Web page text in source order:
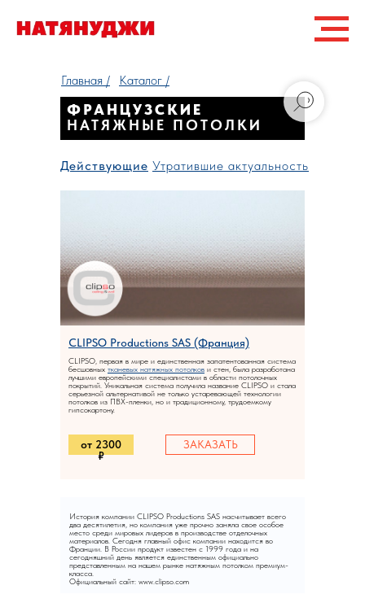
Главная / Каталог /
ФРАНЦУЗСКИЕ
НАТЯЖНЫЕ ПОТОЛКИ
Действующие Утратившие актуальность
от 2300
₽
CLIPSO Productions SAS (Франция)
ЗАКАЗАТЬ
CLIPSO, первая в мире и единственная запатентованная система
бесшовных тканевых натяжных потолков и стен, была разработана
лучшими европейскими специалистами в области потолочных
покрытий. Уникальная система получила название CLIPSO и стала
серьезной альтернативой не только устаревающей технологии
потолков из ПВХ-пленки, но и традиционному, трудоемкому
гипсокартону.
История компании CLIPSO Productions SAS насчитывает всего
два десятилетия, но компания уже прочно заняла свое особое
место среди мировых лидеров в производстве отделочных
материалов. Сегодня главный офис компании находится во
Франции. В России продукт известен с 1999 года и на
сегодняшний день является единственным официально
представленным на нашем рынке натяжным потолком премиум-
класса.
Официальный сайт: www.clipso.com